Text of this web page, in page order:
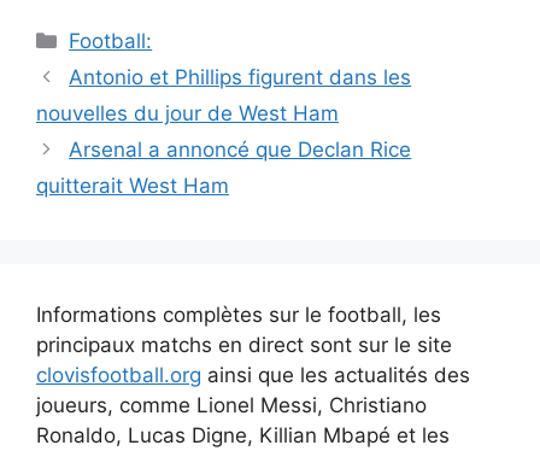
Catégories
Football:
Navigation
des
Antonio et Phillips figurent dans les
nouvelles du jour de West Ham
Arsenal a annoncé que Declan Rice
quitterait West Ham
Informations complètes sur le football, les
principaux matchs en direct sont sur le site
clovisfootball.org ainsi que les actualités des
joueurs, comme Lionel Messi, Christiano
Ronaldo, Lucas Digne, Killian Mbapé et les